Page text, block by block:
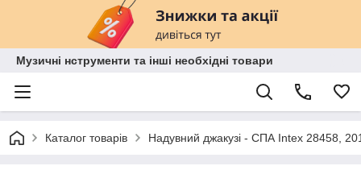
Музичні нструменти та інші необхідні товари
Каталог товарів Надувний джакузі - СПА Intex 28458,